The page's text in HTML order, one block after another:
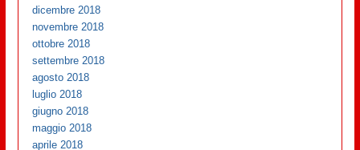
dicembre 2018
novembre 2018
ottobre 2018
settembre 2018
agosto 2018
luglio 2018
giugno 2018
maggio 2018
aprile 2018